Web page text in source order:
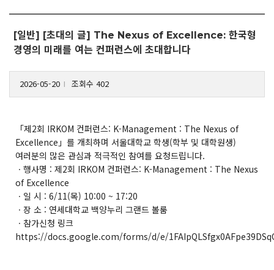
[일반] [초대의 글] The Nexus of Excellence: 한국형
경영의 미래를 여는 컨퍼런스에 초대합니다
2026-05-20 조회수 402
「제2회 IRKOM 컨퍼런스: K-Management : The Nexus of
Excellence」를 개최하며 서울대학교 학생(학부 및 대학원생)
여러분의 많은 관심과 적극적인 참여를 요청드립니다.
ㆍ행사명 : 제2회 IRKOM 컨퍼런스: K-Management : The Nexus
of Excellence
ㆍ일 시 : 6/11(목) 10:00 ~ 17:20
ㆍ장 소 : 연세대학교 백양누리 그랜드 볼룸
ㆍ참가신청 링크
https://docs.google.com/forms/d/e/